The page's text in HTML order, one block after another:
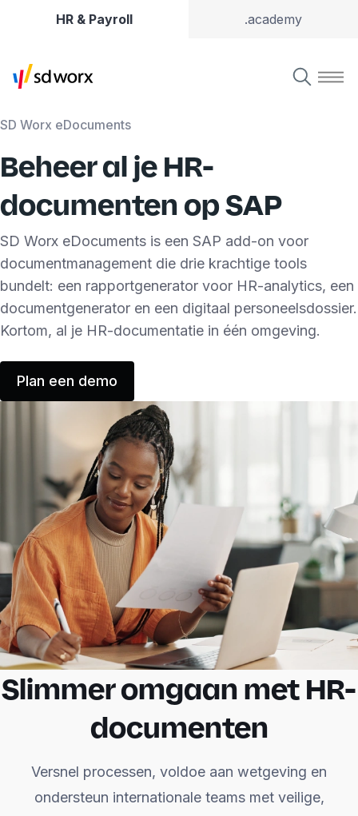
HR & Payroll .academy
SD Worx eDocuments
Beheer al je HR-
documenten op SAP
SD Worx eDocuments is een SAP add-on voor
documentmanagement die drie krachtige tools
bundelt: een rapportgenerator voor HR-analytics, een
documentgenerator en een digitaal personeelsdossier.
Kortom, al je HR-documentatie in één omgeving.
Plan een demo
Slimmer omgaan met HR-
documenten
Versnel processen, voldoe aan wetgeving en
ondersteun internationale teams met veilige,